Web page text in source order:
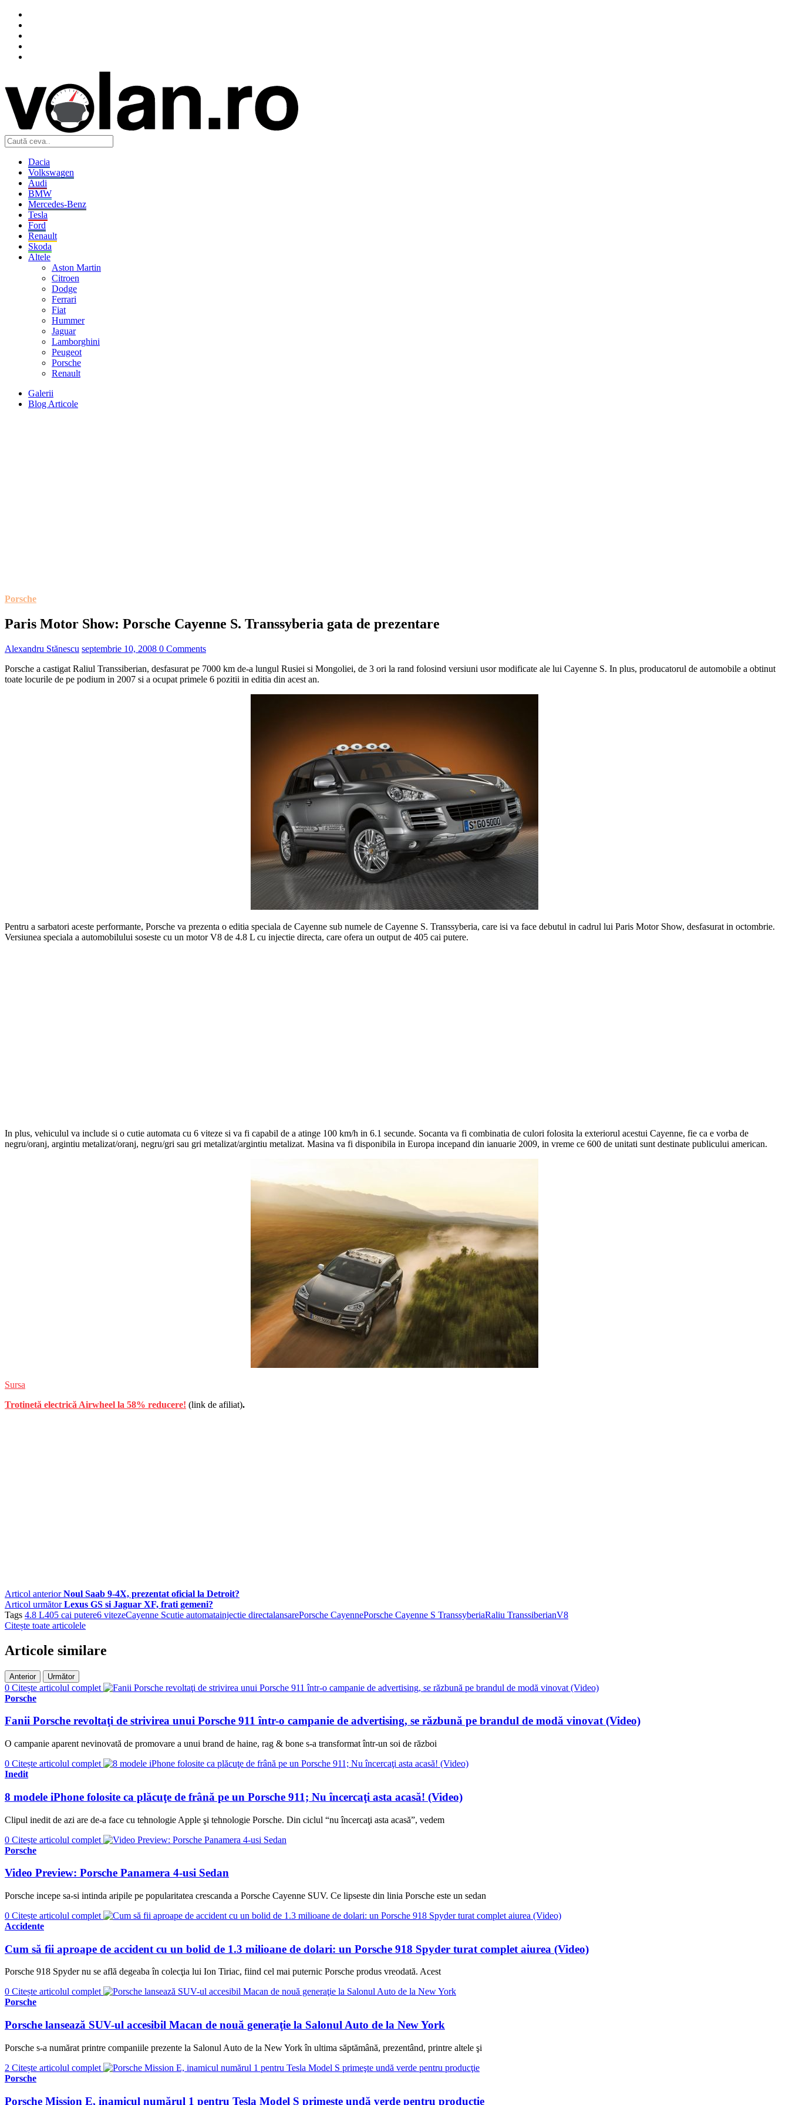
Dacia
Volkswagen
Audi
BMW
Mercedes-Benz
Tesla
Ford
Renault
Skoda
Altele
Aston Martin
Citroen
Dodge
Ferrari
Fiat
Hummer
Jaguar
Lamborghini
Peugeot
Porsche
Renault
Galerii
Blog Articole
Porsche
Paris Motor Show: Porsche Cayenne S. Transsyberia gata de prezentare
Alexandru Stănescu septembrie 10, 2008 0 Comments
Porsche a castigat Raliul Transsiberian, desfasurat pe 7000 km de-a lungul Rusiei si Mongoliei, de 3 ori la rand folosind versiuni usor modificate ale lui Cayenne S. In plus, producatorul de automobile a obtinut
toate locurile de pe podium in 2007 si a ocupat primele 6 pozitii in editia din acest an.
Pentru a sarbatori aceste performante, Porsche va prezenta o editia speciala de Cayenne sub numele de Cayenne S. Transsyberia, care isi va face debutul in cadrul lui Paris Motor Show, desfasurat in octombrie.
Versiunea speciala a automobilului soseste cu un motor V8 de 4.8 L cu injectie directa, care ofera un output de 405 cai putere.
In plus, vehiculul va include si o cutie automata cu 6 viteze si va fi capabil de a atinge 100 km/h in 6.1 secunde. Socanta va fi combinatia de culori folosita la exteriorul acestui Cayenne, fie ca e vorba de
negru/oranj, argintiu metalizat/oranj, negru/gri sau gri metalizat/argintiu metalizat. Masina va fi disponibila in Europa incepand din ianuarie 2009, in vreme ce 600 de unitati sunt destinate publicului american.
Sursa
Trotinetă electrică Airwheel la 58% reducere! (link de afiliat).
Articol anterior Noul Saab 9-4X, prezentat oficial la Detroit?
Articol următor Lexus GS si Jaguar XF, frati gemeni?
Tags 4.8 L405 cai putere6 vitezeCayenne Scutie automatainjectie directalansarePorsche CayennePorsche Cayenne S TranssyberiaRaliu TranssiberianV8
Citește toate articolele
Articole similare
Anterior Următor
0 Citește articolul complet
Porsche
Fanii Porsche revoltaţi de strivirea unui Porsche 911 într-o campanie de advertising, se răzbună pe brandul de modă vinovat (Video)
O campanie aparent nevinovată de promovare a unui brand de haine, rag & bone s-a transformat într-un soi de război
0 Citește articolul complet
Inedit
8 modele iPhone folosite ca plăcuţe de frână pe un Porsche 911; Nu încercaţi asta acasă! (Video)
Clipul inedit de azi are de-a face cu tehnologie Apple şi tehnologie Porsche. Din ciclul “nu încercaţi asta acasă”, vedem
0 Citește articolul complet
Porsche
Video Preview: Porsche Panamera 4-usi Sedan
Porsche incepe sa-si intinda aripile pe popularitatea crescanda a Porsche Cayenne SUV. Ce lipseste din linia Porsche este un sedan
0 Citește articolul complet
Accidente
Cum să fii aproape de accident cu un bolid de 1.3 milioane de dolari: un Porsche 918 Spyder turat complet aiurea (Video)
Porsche 918 Spyder nu se află degeaba în colecţia lui Ion Tiriac, fiind cel mai puternic Porsche produs vreodată. Acest
0 Citește articolul complet
Porsche
Porsche lansează SUV-ul accesibil Macan de nouă generaţie la Salonul Auto de la New York
Porsche s-a numărat printre companiile prezente la Salonul Auto de la New York în ultima săptămână, prezentând, printre altele şi
2 Citește articolul complet
Porsche
Porsche Mission E, inamicul numărul 1 pentru Tesla Model S primeşte undă verde pentru producţie